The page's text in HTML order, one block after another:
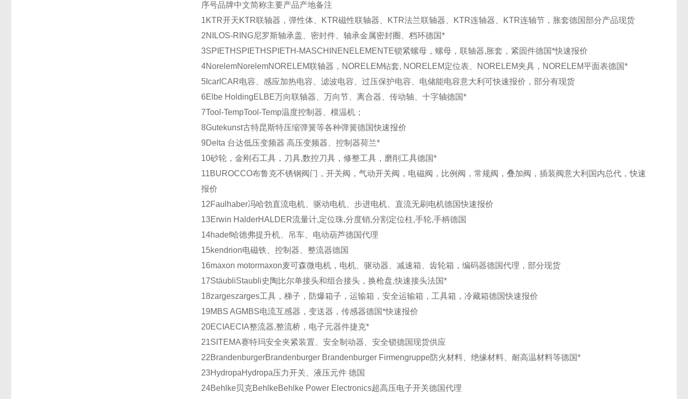
序号品牌中文简称主要产品产地备注
1KTR开天KTR联轴器，弹性体、KTR磁性联轴器、KTR法兰联轴器、KTR连轴器、KTR连轴节，胀套德国部分产品现货
2NILOS-RING尼罗斯轴承盖、密封件、轴承金属密封圈、档环德国*
3SPIETH SPIETH SPIETH-MASCHINENELEMENTE锁紧螺母，螺母，联轴器,胀套，紧固件德国*快速报价
4NorelemNorelemNORELEM联轴器，NORELEM钻套, NORELEM定位表、NORELEM夹具，NORELEM平面表德国*
5 Icar ICAR电容、感应加热电容、滤波电容、过压保护电容、电储能电容意大利可快速报价，部分有现货
6Elbe HoldingELBE万向联轴器、万向节、离合器、传动轴、十字轴德国*
7Tool-TempTool-Temp温度控制器、模温机；
8Gutekunst古特昆斯特压缩弹簧等各种弹簧德国快速报价
9Delta 台达低压变频器 高压变频器、控制器荷兰*
10砂轮，金刚石工具，刀具,数控刀具，修整工具，磨削工具德国*
11BUROCCO布鲁克不锈钢阀门，开关阀，气动开关阀，电磁阀，比例阀，常规阀，叠加阀，插装阀意大利 国内总代，快速
报价
12Faulhaber冯哈勃直流电机、驱动电机、步进电机、直流无刷电机德国快速报价
13Erwin HalderHALDER流量计,定位珠,分度销,分割定位柱,手轮,手柄德国
14hadef哈德弗提升机、吊车、电动葫芦德国代理
15kendrion电磁铁、控制器、整流器德国
16maxon motormaxon麦可森微电机，电机、驱动器、减速箱、齿轮箱，编码器德国代理，部分现货
17StäubliStaubli史陶比尔单接头和组合接头，换枪盘,快速接头法国*
18zargeszarges工具，梯子，防爆箱子，运输箱，安全运输箱，工具箱，冷藏箱德国快速报价
19MBS AGMBS电流互感器，变送器，传感器德国*快速报价
20ECIAECIA整流器,整流桥，电子元器件捷克*
21SITEMA赛特玛安全夹紧装置、安全制动器、安全锁德国现货供应
22BrandenburgerBrandenburger Brandenburger Firmengruppe防火材料、绝缘材料、耐高温材料等德国*
23HydropaHydropa压力开关、液压元件德国
24Behlke贝克BehlkeBehlke Power Electronics超高压电子开关德国代理